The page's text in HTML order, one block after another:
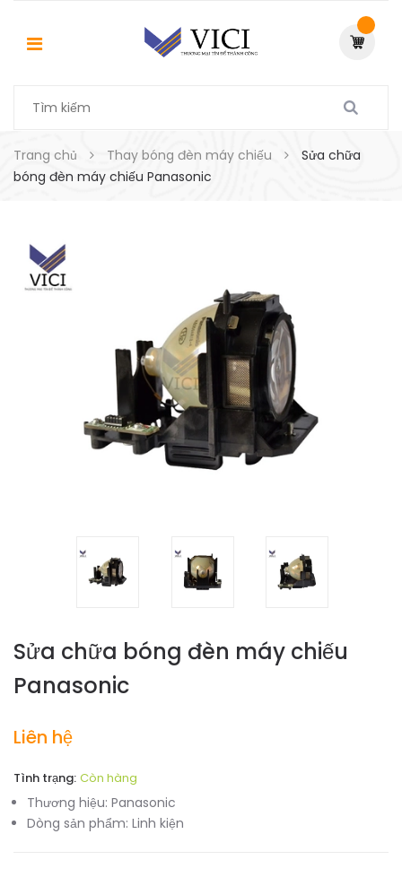
Trang chủ Thay bóng đèn máy chiếu
Sửa chữa
bóng đèn máy chiếu Panasonic
Sửa chữa bóng đèn máy chiếu
Panasonic
Liên hệ
Tình trạng: Còn hàng
Thương hiệu: Panasonic
Dòng sản phẩm: Linh kiện